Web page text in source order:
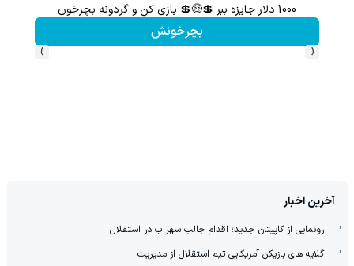
از آیفون 17 تا پلی استیشن 5 🎮😍📱 | گردونه بچرخون جایزه ببر
بچرخونش
‹
›
آخرین اخبار
رونمایی از کاپیتان جدید؛ اقدام جالب سهراب در استقلال
گلایه های بازیکن آمریکایی تیم استقلال از مدیریت